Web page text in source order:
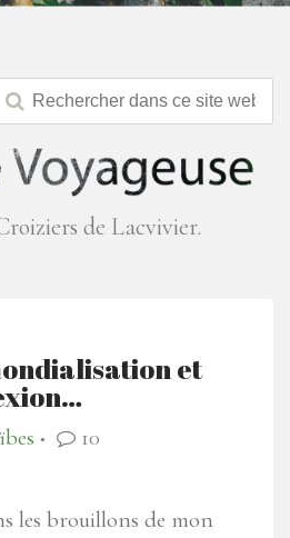
de Lacvivier.
et
● 10
les brouillons de mon